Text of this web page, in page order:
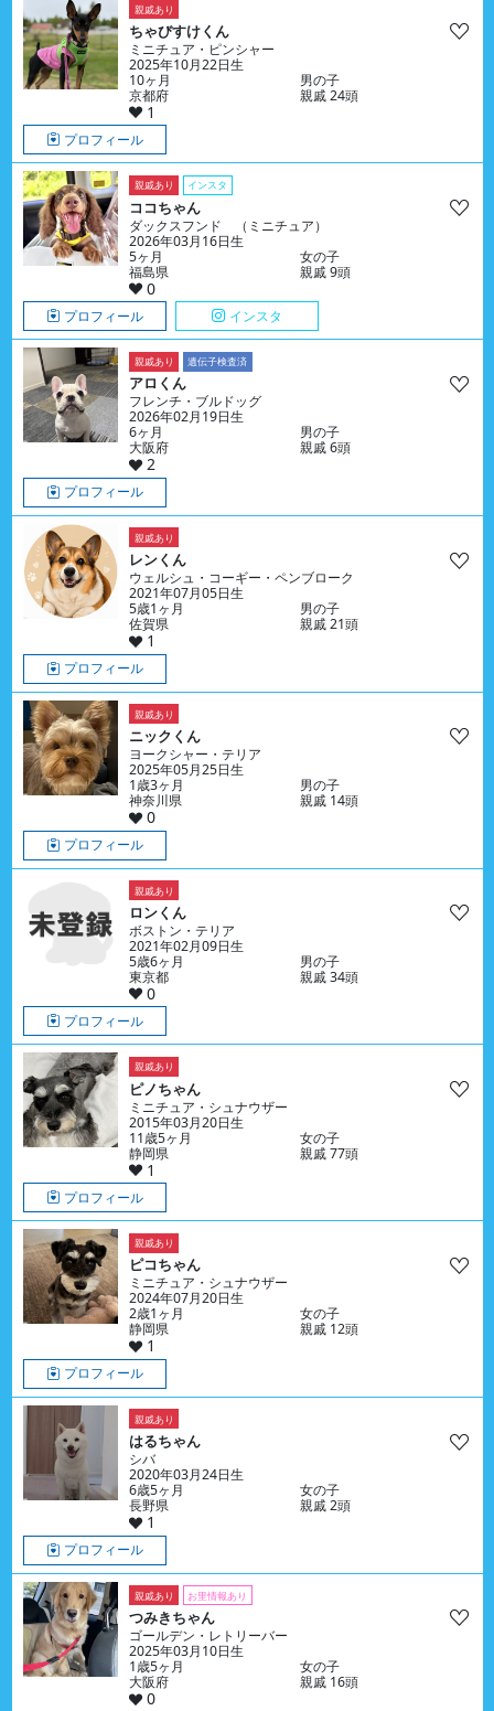
親戚あり
ちゃびすけくん
ミニチュア・ピンシャー
2025年10月22日生
10ヶ月
男の子
京都府
親戚 24頭
1
プロフィール
親戚あり インスタ
ココちゃん
ダックスフンド （ミニチュア）
2026年03月16日生
5ヶ月
女の子
福島県
親戚 9頭
0
プロフィール インスタ
親戚あり 遺伝子検査済
アロくん
フレンチ・ブルドッグ
2026年02月19日生
6ヶ月
男の子
大阪府
親戚 6頭
2
プロフィール
親戚あり
レンくん
ウェルシュ・コーギー・ペンブローク
2021年07月05日生
5歳1ヶ月
男の子
佐賀県
親戚 21頭
1
プロフィール
親戚あり
ニックくん
ヨークシャー・テリア
2025年05月25日生
1歳3ヶ月
男の子
神奈川県
親戚 14頭
0
プロフィール
親戚あり
ロンくん
ボストン・テリア
2021年02月09日生
5歳6ヶ月
男の子
東京都
親戚 34頭
0
プロフィール
親戚あり
ピノちゃん
ミニチュア・シュナウザー
2015年03月20日生
11歳5ヶ月
女の子
静岡県
親戚 77頭
1
プロフィール
親戚あり
ピコちゃん
ミニチュア・シュナウザー
2024年07月20日生
2歳1ヶ月
女の子
静岡県
親戚 12頭
1
プロフィール
親戚あり
はるちゃん
シバ
2020年03月24日生
6歳5ヶ月
女の子
長野県
親戚 2頭
1
プロフィール
親戚あり お里情報あり
つみきちゃん
ゴールデン・レトリーバー
2025年03月10日生
1歳5ヶ月
女の子
大阪府
親戚 16頭
0